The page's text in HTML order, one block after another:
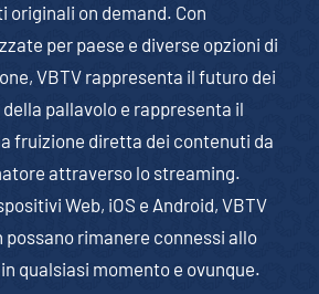
originali on demand. Con
per paese e diverse opzioni di
VBTV rappresenta il futuro dei
pallavolo e rappresenta il
fruizione diretta dei contenuti da
attraverso lo streaming.
Web, iOS e Android, VBTV
possano rimanere connessi allo
qualsiasi momento e ovunque.